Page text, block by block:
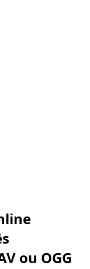
ou OGG